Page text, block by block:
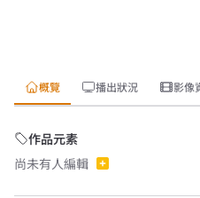
概覽 播出狀況 影像
作品元素
尚未有人編輯